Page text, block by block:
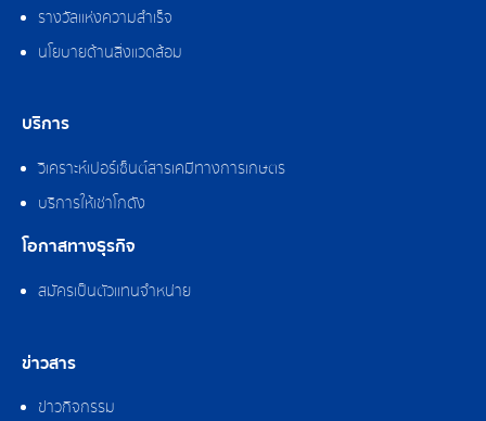
รางวัลแห่งความสำเร็จ
นโยบายด้านสิ่งแวดล้อม
บริการ
วิเคราะห์เปอร์เซ็นต์สารเคมีทางการเกษตร
บริการให้เช่าโกดัง
โอกาสทางธุรกิจ
สมัครเป็นตัวแทนจำหน่าย
ข่าวสาร
ข่าวกิจกรรม